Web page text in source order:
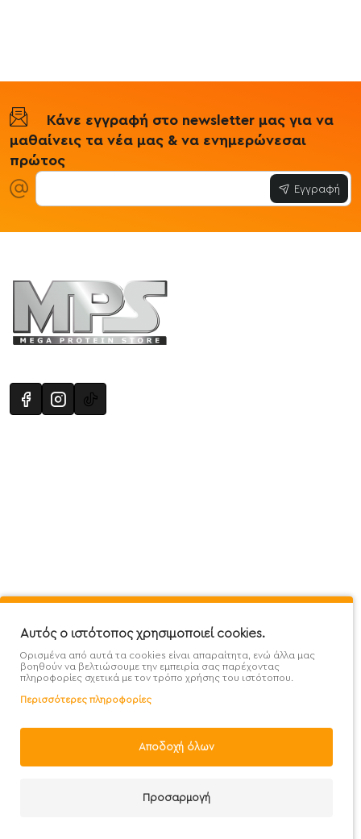
Κάνε εγγραφή στο newsletter μας για να
μαθαίνεις τα νέα μας & να ενημερώνεσαι
πρώτος
Εγγραφή
Χάρτης Ιστότοπου
Προσφορές - Clearence
Σύγκριση
GDPR
Χονδρική
Αυτός ο ιστότοπος χρησιμοποιεί cookies.
Ορισμένα από αυτά τα cookies είναι απαραίτητα, ενώ άλλα μας
βοηθούν να βελτιώσουμε την εμπειρία σας παρέχοντας
πληροφορίες σχετικά με τον τρόπο χρήσης του ιστότοπου.
Περισσότερες πληροφορίες
Αποδοχή όλων
Προσαρμογή